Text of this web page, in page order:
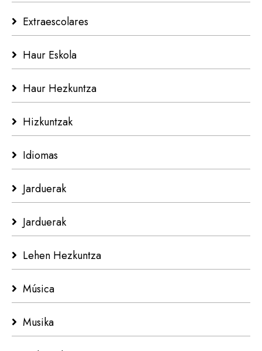
Extraescolares
Haur Eskola
Haur Hezkuntza
Hizkuntzak
Idiomas
Jarduerak
Jarduerak
Lehen Hezkuntza
Música
Musika